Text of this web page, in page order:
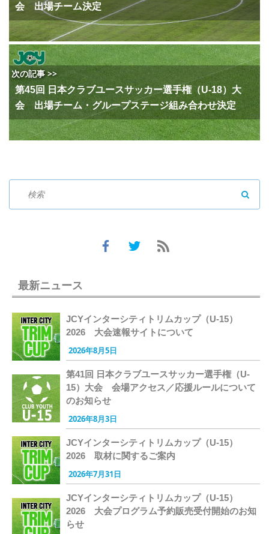
会 出場チーム決定
次の記事 >>
第45回 日本クラブユースサッカー選手権（U-18）大
会 出場チーム・グループステージ組み合わせ決定
最新ニュース
JCYインターシティトリムカップ（U-15）
2026 大会速報サイトについて
2026年8月5日
第41回 日本クラブユースサッカー選手権（U-
15）大会 会場アクセス／応援ルールについて
のお知らせ
2026年8月3日
JCYインターシティトリムカップ（U-15）
2026 取材に関するご案内
2026年7月31日
JCYインターシティトリムカップ（U-15）
2026 大会プログラム予約販売受付開始のお知
らせ